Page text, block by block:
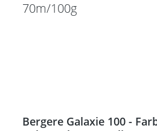
Bergere Galaxie 100 -